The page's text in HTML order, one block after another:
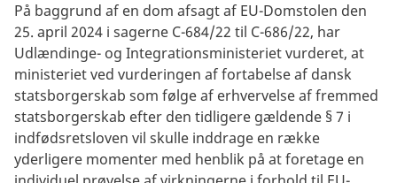
På baggrund af en dom afsagt af EU-Domstolen den
25. april 2024 i sagerne C-684/22 til C-686/22, har
Udlændinge- og Integrationsministeriet vurderet, at
ministeriet ved vurderingen af fortabelse af dansk
statsborgerskab som følge af erhvervelse af fremmed
statsborgerskab efter den tidligere gældende § 7 i
indfødsretsloven vil skulle inddrage en række
yderligere momenter med henblik på at foretage en